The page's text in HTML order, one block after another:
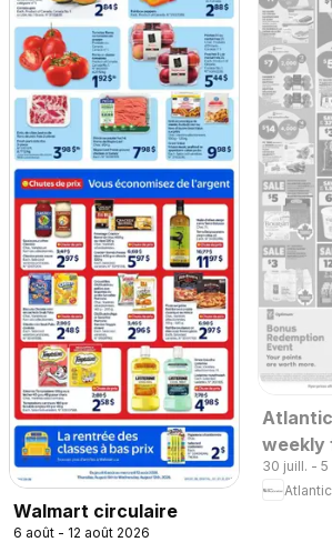
Walmart circulaire
6 août - 12 août 2026
weekly
30 juill. -